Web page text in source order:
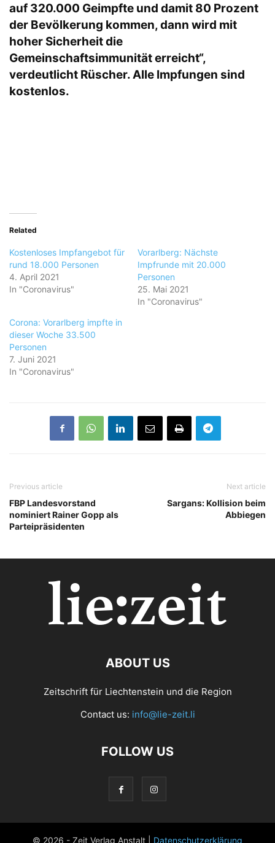
auf 320.000 Geimpfte und damit 80 Prozent
der Bevölkerung kommen, dann wird mit
hoher Sicherheit die
Gemeinschaftsimmunität erreicht“,
verdeutlicht Rüscher. Alle Impfungen sind
kostenlos.
Related
Kostenloses Impfangebot für
rund 18.000 Personen
4. April 2021
In "Coronavirus"
Vorarlberg: Nächste
Impfrunde mit 20.000
Personen
25. Mai 2021
In "Coronavirus"
Corona: Vorarlberg impfte in
dieser Woche 33.500
Personen
7. Juni 2021
In "Coronavirus"
Previous article
FBP Landesvorstand
nominiert Rainer Gopp als
Parteipräsidenten
Next article
Sargans: Kollision beim
Abbiegen
ABOUT US
Zeitschrift für Liechtenstein und die Region
Contact us: info@lie-zeit.li
FOLLOW US
© 2026 - Zeit Verlag Anstalt | Datenschutzerklärung